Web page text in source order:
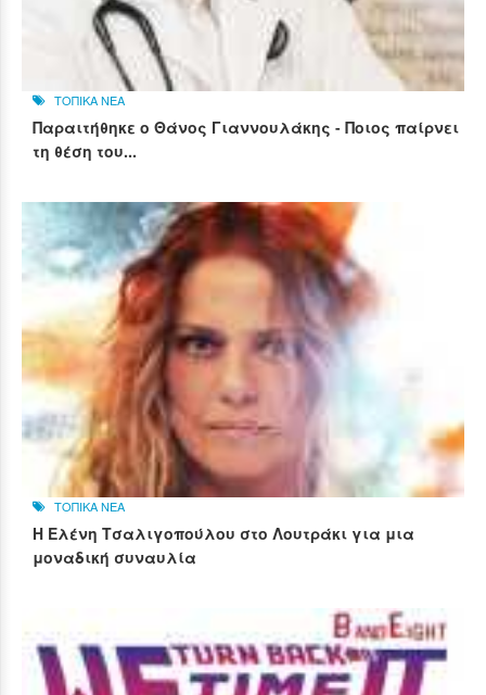
ΤΟΠΙΚΑ ΝΕΑ
Παραιτήθηκε ο Θάνος Γιαννουλάκης - Ποιος παίρνει
τη θέση του...
ΤΟΠΙΚΑ ΝΕΑ
Η Ελένη Τσαλιγοπούλου στο Λουτράκι για μια
μοναδική συναυλία